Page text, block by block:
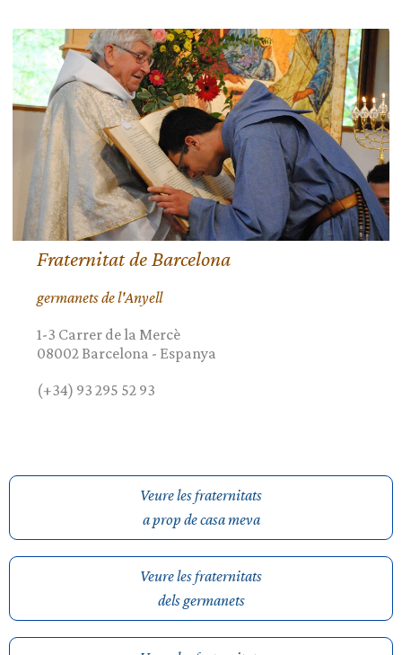
Fraternitat de Barcelona
germanets de l'Anyell
1-3 Carrer de la Mercè
08002 Barcelona - Espanya
(+34) 93 295 52 93
Veure les fraternitats
a prop de casa meva
Veure les fraternitats
dels germanets